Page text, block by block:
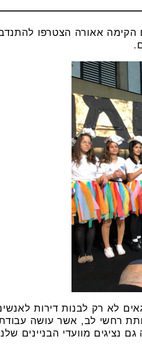
הקימה אאורה הצטרפו
לא רק לבנות דירות
רחשי לב, אשר עושה
נציגים מוועדי הבניינים